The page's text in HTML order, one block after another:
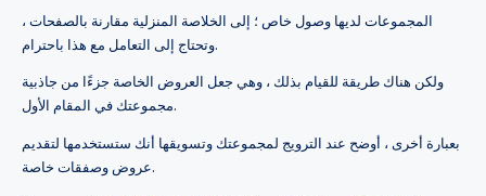
المجموعات لديها وصول خاص ؛ إلى الخلاصة المنزلية مقارنة بالصفحات ،
وتحتاج إلى التعامل مع هذا باحترام.
ولكن هناك طريقة للقيام بذلك ، وهي جعل العروض الخاصة جزءًا من جاذبية
مجموعتك في المقام الأول.
بعبارة أخرى ، أوضح عند الترويج لمجموعتك وتسويقها أنك ستستخدمها لتقديم
عروض وصفقات خاصة.